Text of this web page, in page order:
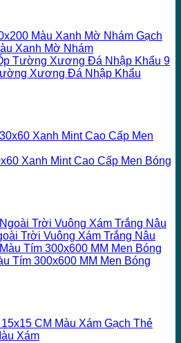
Gạch
Xanh Mờ Nhám
9
Xương Đá Nhập Khẩu
Xanh Mint Cao Cấp Men Bóng
Trời Vuông Xám Trắng Nâu
Tím 300x600 MM Men Bóng
Gạch Thẻ
Xám